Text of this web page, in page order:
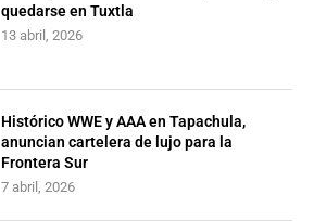
quedarse en Tuxtla
13 abril, 2026
Histórico WWE y AAA en Tapachula,
anuncian cartelera de lujo para la
Frontera Sur
7 abril, 2026